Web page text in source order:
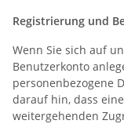
Registrierung und
Wenn Sie sich auf
Benutzerkonto
personenbezogene
darauf hin, dass
weitergehenden